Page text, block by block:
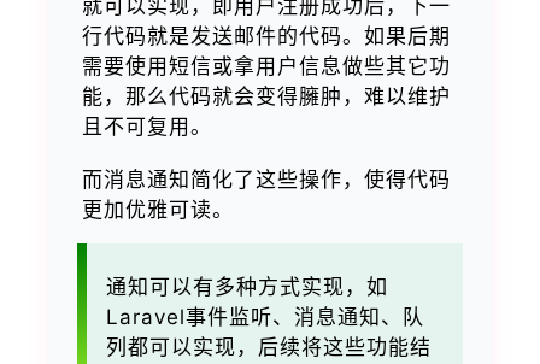
就可以实现，即用户注册成功后，下一
行代码就是发送邮件的代码。如果后期
需要使用短信或拿用户信息做些其它功
能，那么代码就会变得臃肿，难以维护
且不可复用。
而消息通知简化了这些操作，使得代码
更加优雅可读。
通知可以有多种方式实现，如
Laravel事件监听、消息通知、队
列都可以实现，后续将这些功能结